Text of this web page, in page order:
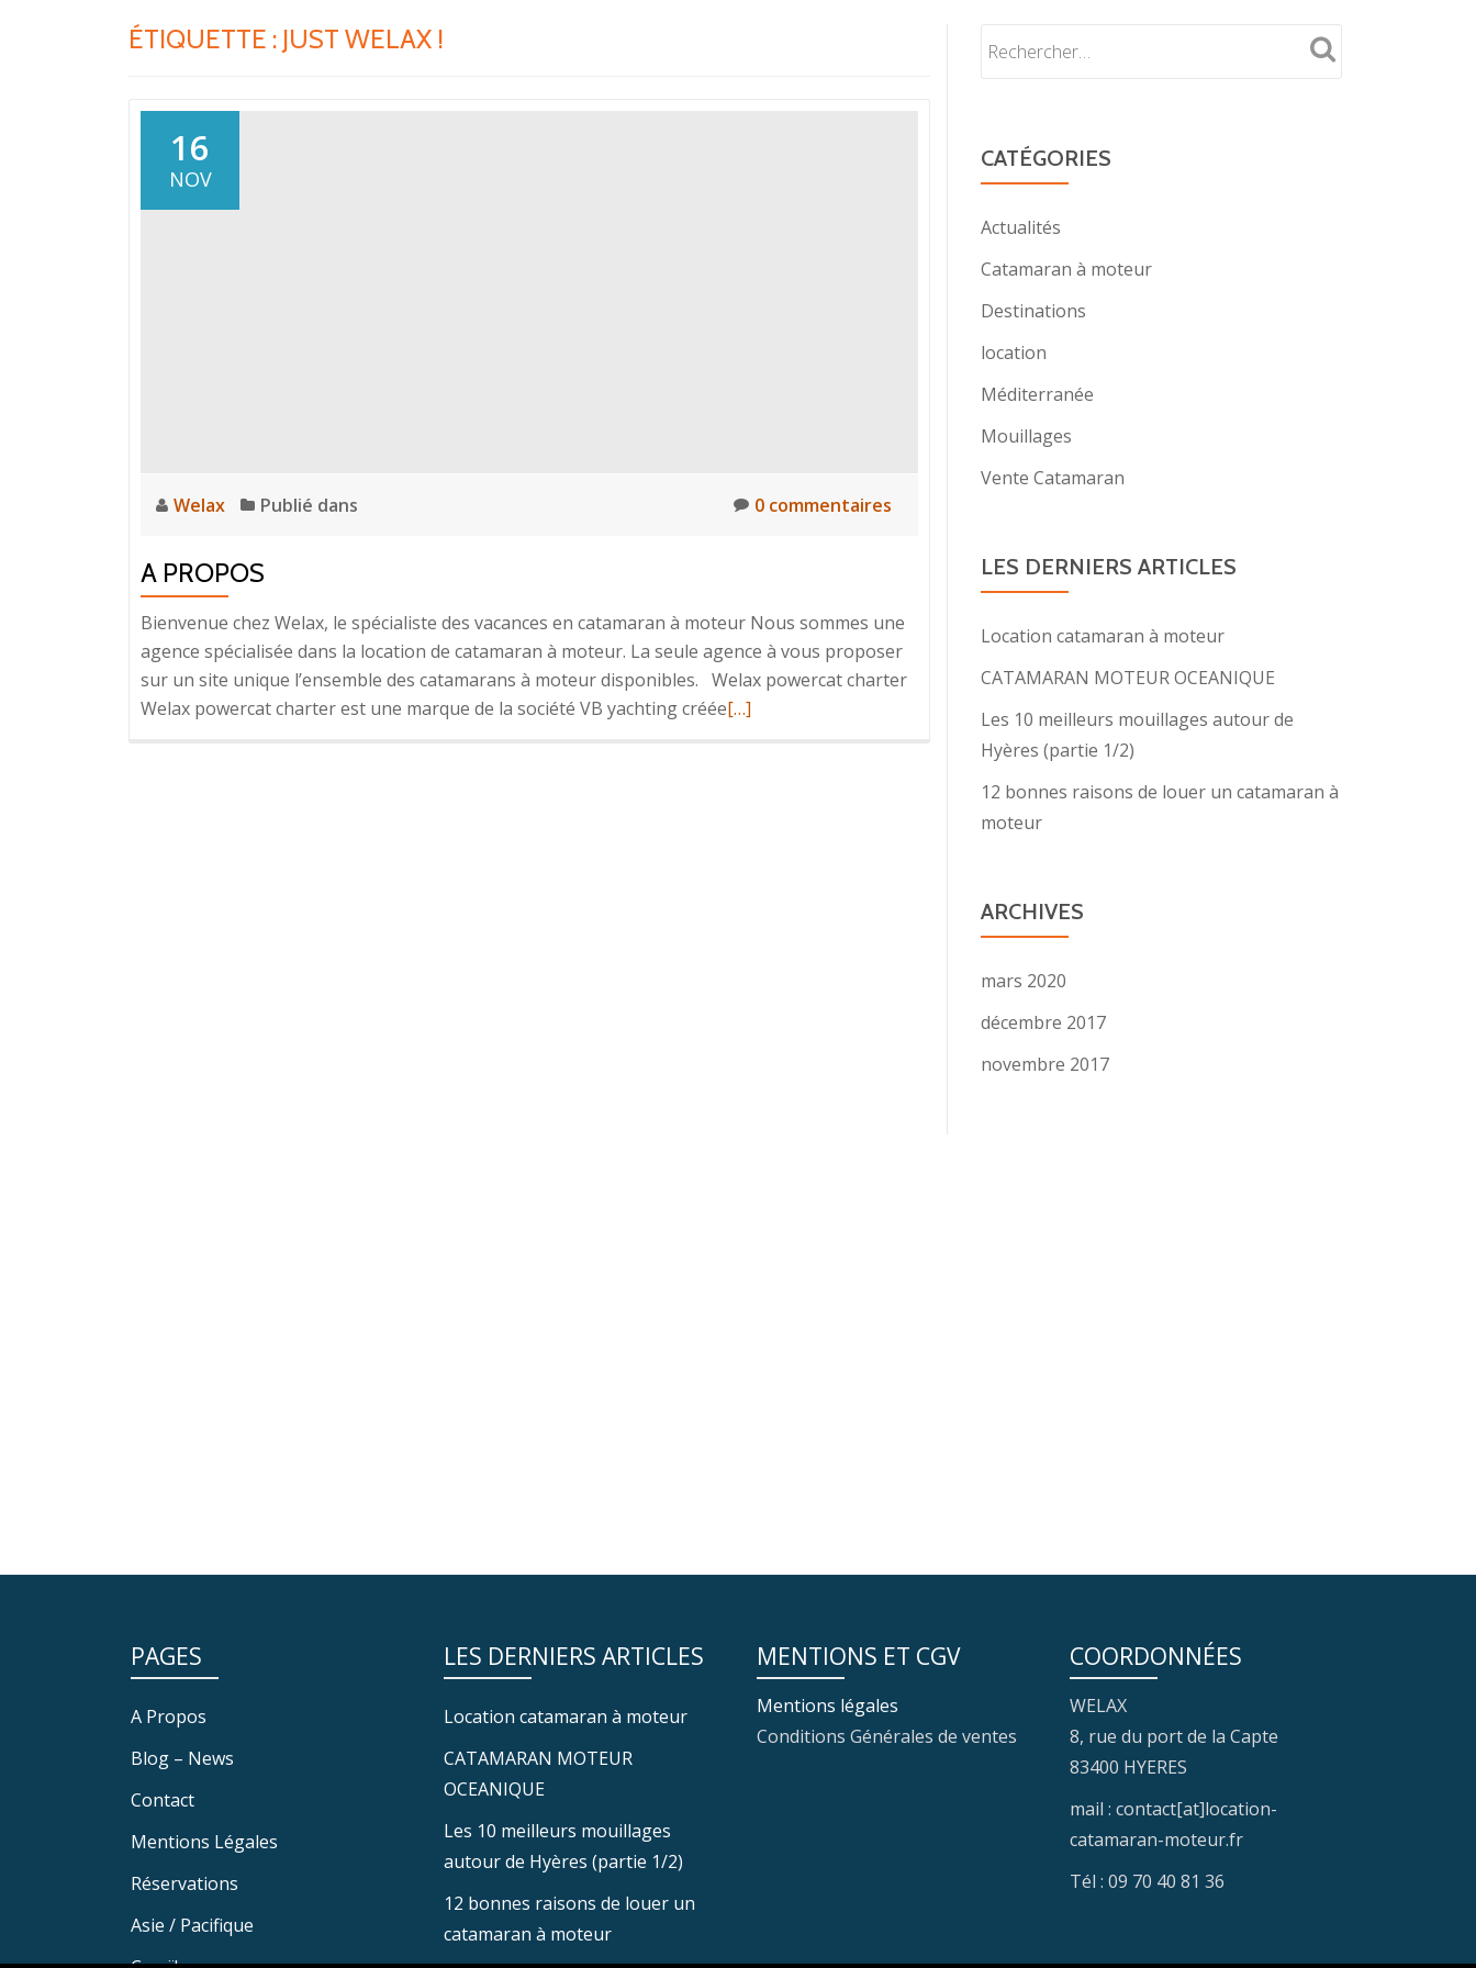
ÉTIQUETTE : JUST WELAX !
16
NOV
Welax Publié dans 0 commentaires
A PROPOS
Bienvenue chez Welax, le spécialiste des vacances en catamaran à moteur Nous sommes une
agence spécialisée dans la location de catamaran à moteur. La seule agence à vous proposer
sur un site unique l’ensemble des catamarans à moteur disponibles. Welax powercat charter
Welax powercat charter est une marque de la société VB yachting crééeEn
[…]
CATÉGORIES
Actualités
Catamaran à moteur
Destinations
location
Méditerranée
Mouillages
Vente Catamaran
LES DERNIERS ARTICLES
Location catamaran à moteur
CATAMARAN MOTEUR OCEANIQUE
Les 10 meilleurs mouillages autour de
Hyères (partie 1/2)
12 bonnes raisons de louer un catamaran à
moteur
ARCHIVES
mars 2020
décembre 2017
novembre 2017
PAGES
A Propos
Blog – News
Contact
Mentions Légales
Réservations
Asie / Pacifique
LES DERNIERS ARTICLES
Location catamaran à moteur
CATAMARAN MOTEUR
OCEANIQUE
Les 10 meilleurs mouillages
autour de Hyères (partie 1/2)
12 bonnes raisons de louer un
catamaran à moteur
MENTIONS ET CGV
Mentions légales
Conditions Générales de ventes
COORDONNÉES
WELAX
8, rue du port de la Capte
83400 HYERES
mail : contact[at]location-
catamaran-moteur.fr
Tél : 09 70 40 81 36